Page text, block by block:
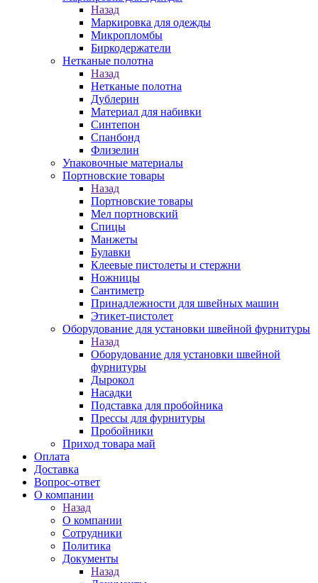
Назад
Маркировка для одежды
Микропломбы
Биркодержатели
Нетканые полотна
Назад
Нетканые полотна
Дублерин
Материал для набивки
Синтепон
Спанбонд
Флизелин
Упаковочные материалы
Портновские товары
Назад
Портновские товары
Мел портновский
Спицы
Манжеты
Булавки
Клеевые пистолеты и стержни
Ножницы
Сантиметр
Принадлежности для швейных машин
Этикет-пистолет
Оборудование для установки швейной фурнитуры
Назад
Оборудование для установки швейной
фурнитуры
Дырокол
Насадки
Подставка для пробойника
Прессы для фурнитуры
Пробойники
Приход товара май
Оплата
Доставка
Вопрос-ответ
О компании
Назад
О компании
Сотрудники
Политика
Документы
Назад